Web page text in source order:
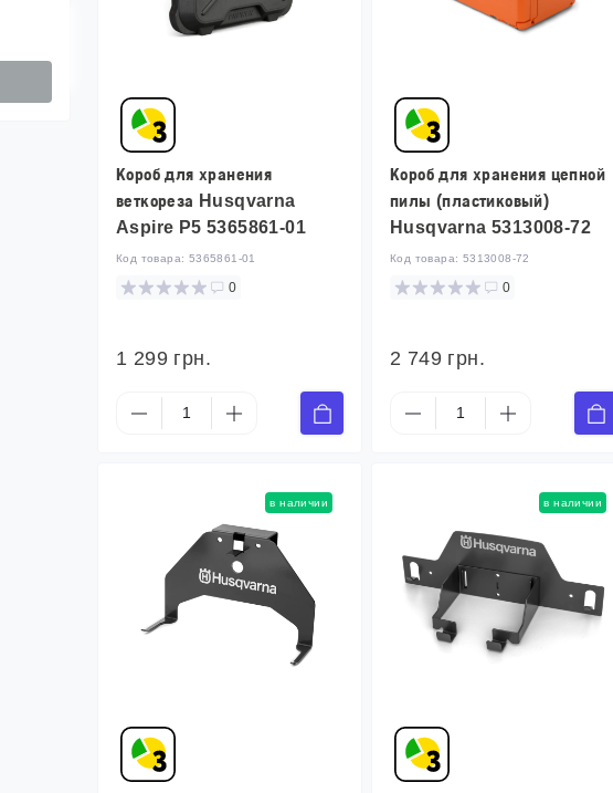
Короб для хранения
веткореза Husqvarna
Aspire P5 5365861-01
Код товара: 5365861-01
0
1 299 грн.
Короб для хранения цепной
пилы (пластиковый)
Husqvarna 5313008-72
Код товара: 5313008-72
0
2 749 грн.
в наличии в наличии